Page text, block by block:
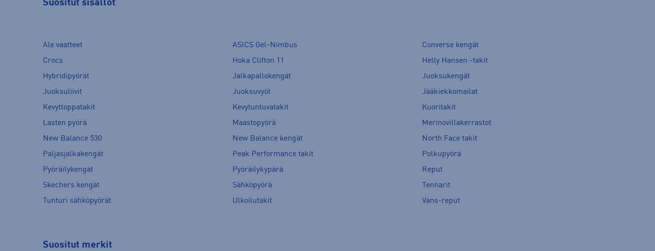
Suositut sisällöt
Ale vaatteet ASICS Gel-Nimbus
Converse kengät
Crocs
Hoka Clifton 11
Helly Hansen -takit
Hybridipyörät
Jalkapallokengät
Juoksukengät
Juoksuliivit
Juoksuvyöt
Jääkiekkomailat
Kevyttoppatakit
Kevytuntuvatakit
Kuoritakit
Lasten pyörä
Maastopyörä
Merinovillakerrastot
New Balance 530
New Balance kengät
North Face takit
Paljasjalkakengät
Peak Performance takit
Polkupyörä
Pyöräilykengät
Pyöräilykypärä
Reput
Skechers kengät
Sähköpyörä
Tennarit
Tunturi sähköpyörät
Ulkoilutakit Vans-reput
Suositut merkit